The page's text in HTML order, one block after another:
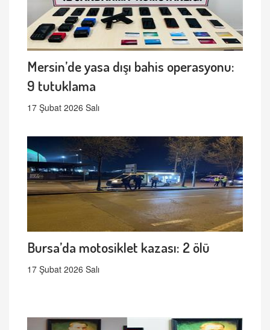
Mersin’de yasa dışı bahis operasyonu:
9 tutuklama
17 Şubat 2026 Salı
Bursa’da motosiklet kazası: 2 ölü
17 Şubat 2026 Salı